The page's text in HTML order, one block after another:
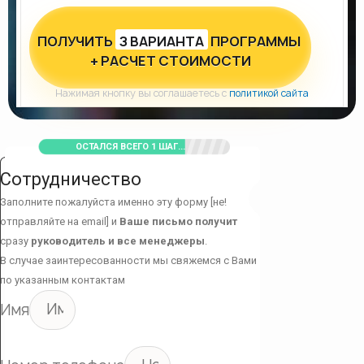
ПОЛУЧИТЬ З ВАРИАНТА ПРОГРАММЫ
+ РАСЧЕТ СТОИМОСТИ
Нажимая кнопку вы соглашаетесь сполитикой сайта
ОСТАЛСЯ ВСЕГО 1 ШАГ...
Сотрудничество
Заполните пожалуйста именно эту форму [не!
отправляйте на email] и Ваше письмо получит
сразу руководитель и все менеджеры
В случае заинтересованности мы свяжемся с Вами
по указанным контактам
Имя